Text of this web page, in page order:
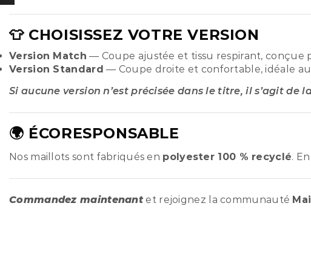
👕 CHOISISSEZ VOTRE VERSION
Version Match — Coupe ajustée et tissu respirant,
Version Standard — Coupe droite et confortable, idéale
Si aucune version n’est précisée dans le titre, il s’agit de
🌍 ÉCORESPONSABLE
Nos maillots sont fabriqués en polyester 100 % recyclé.
Commandez maintenant et rejoignez la communauté